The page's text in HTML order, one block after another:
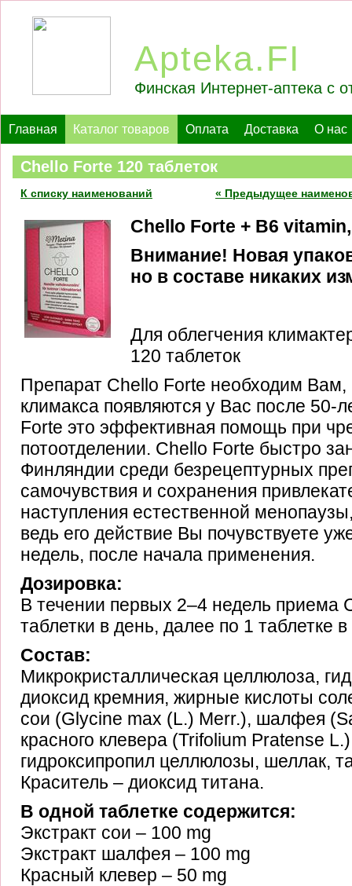
Apteka.FI
Финская Интернет-аптека с
Главная Каталог товаров Оплата Доставка О нас
Chello Forte 120 таблеток
« Предыдущее
К списку наименований
Chello Forte + B6
Внимание! Новая
но в составе никаких
Для облегчения
120 таблеток
Препарат Chello Forte необходим
климакса появляются у Вас после 50-
Forte это эффективная помощь при
потоотделении. Chello Forte быстро
Финляндии среди безрецептурных
самочувствия и сохранения
наступления естественной
ведь его действие Вы почувствуете
недель, после начала применения.
Дозировка:
В течении первых 2–4 недель приема
таблетки в день, далее по 1 таблетке
Состав:
Микрокристаллическая целлюлоза,
диоксид кремния, жирные кислоты
сои (Glycine max (L.) Merr.), шалфея
красного клевера (Trifolium Pratense
гидроксипропил целлюлозы, шеллак,
Краситель – диоксид титана.
В одной таблетке содержится:
Экстракт сои – 100 mg
Экстракт шалфея – 100 mg
Красный клевер – 50 mg